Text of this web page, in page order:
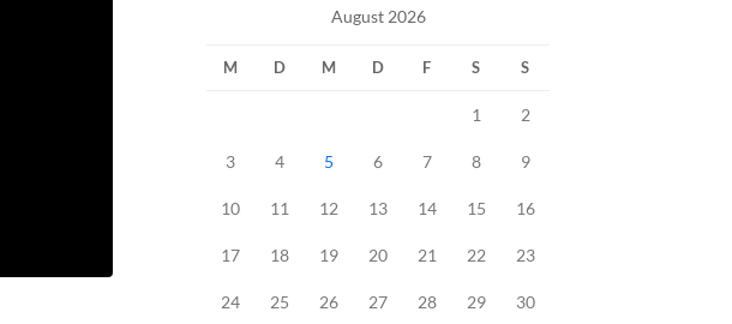
August 2026
M D M D F S S
1 2
3 4 5 6 7 8 9
10 11 12 13 14 15 16
17 18 19 20 21 22 23
24 25 26 27 28 29 30